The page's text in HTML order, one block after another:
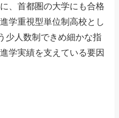
、首都圏の大学にも合格
学重視型単位制高校とし
少人数制できめ細かな指
学実績を支えている要因